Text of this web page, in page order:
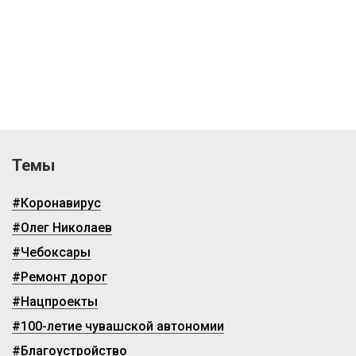
Темы
#Коронавирус
#Олег Николаев
#Чебоксары
#Ремонт дорог
#Нацпроекты
#100-летие чувашской автономии
#Благоустройство